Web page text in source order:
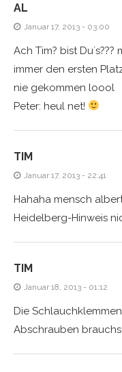
AL
Januar 17, 2013 - 03:00
Ach Tim? bist
immer den ersten
nie gekommen loool
Peter: heul net!
TIM
Januar 17, 2013 - 22:41
Hahaha mensch
Heidelberg-Hinweis
TIM
Januar 18, 2013 - 01:12
Die
Abschrauben